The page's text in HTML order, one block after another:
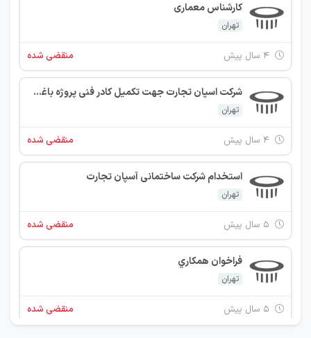
کارشناس معماری
تهران
منقضی شده
شرکت اسپان تجارت جهت تکمیل کادر فنی پروژه باغشهر کلاه فرنگی، (طراحی و ساخت 50 قطعه ویلا در قالب شهرک) واقع در شهر رودهن از افراد واجد شرایط زیر در استان تهران دعوت به همکاری می نماید.
تهران
منقضی شده
استخدام شرکت ساختمانی آسپان تجارت
تهران
منقضی شده
فراخوان همكاري
تهران
منقضی شده